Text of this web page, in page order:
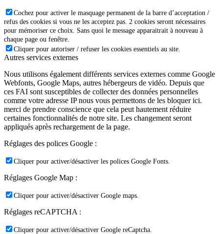
Cochez pour activer le masquage permanent de la barre d’acceptation /
refus des cookies si vous ne les acceptez pas. 2 cookies seront nécessaires
pour mémoriser ce choix. Sans quoi le message apparaitrait à nouveau à
chaque page ou fenêtre.
Cliquer pour autoriser / refuser les cookies essentiels au site.
Autres services externes
Nous utilisons également différents services externes comme Google
Webfonts, Google Maps, autres hébergeurs de vidéo. Depuis que
ces FAI sont susceptibles de collecter des données personnelles
comme votre adresse IP nous vous permettons de les bloquer ici.
merci de prendre conscience que cela peut hautement réduire
certaines fonctionnalités de notre site. Les changement seront
appliqués après rechargement de la page.
Réglages des polices Google :
Cliquer pour activer/désactiver les polices Google Fonts.
Réglages Google Map :
Cliquer pour activer/désactiver Google maps.
Réglages reCAPTCHA :
Cliquer pour activer/désactiver Google reCaptcha.